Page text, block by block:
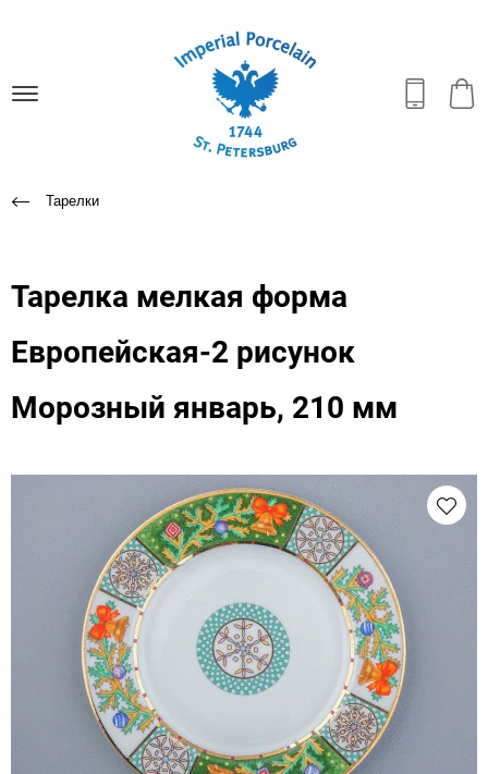
Тарелки
Тарелка мелкая форма
Европейская-2 рисунок
Морозный январь, 210 мм